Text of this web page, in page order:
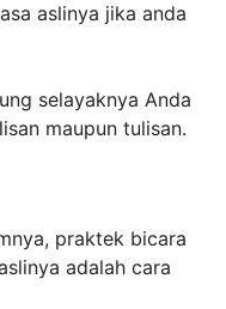
aslinya jika anda
selayaknya Anda
maupun tulisan.
praktek bicara
adalah cara